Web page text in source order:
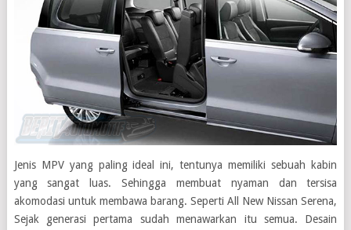
Jenis MPV yang paling ideal ini, tentunya memiliki sebuah kabin
yang sangat luas. Sehingga membuat nyaman dan tersisa
akomodasi untuk membawa barang. Seperti All New Nissan Serena,
Sejak generasi pertama sudah menawarkan itu semua. Desain